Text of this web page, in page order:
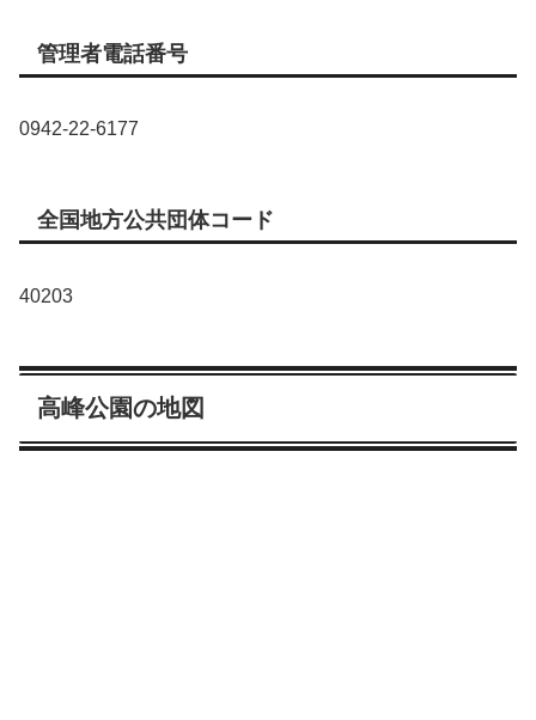
管理者電話番号
0942-22-6177
全国地方公共団体コード
40203
高峰公園の地図